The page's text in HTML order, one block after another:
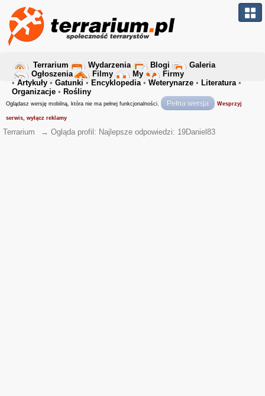
Terrarium Wydarzenia Blogi
Galeria
Ogłoszenia
Filmy My
Firmy
• Artykuły • Gatunki • Encyklopedia• Weterynarze • Literatura•
Organizacje • Rośliny
Oglądasz wersję mobilną, która nie ma pełnej funkcjonalności. Pełna wersja Wesprzyj
serwis, wyłącz reklamy
Terrarium → Ogląda profil: Najlepsze odpowiedzi: 19Daniel83